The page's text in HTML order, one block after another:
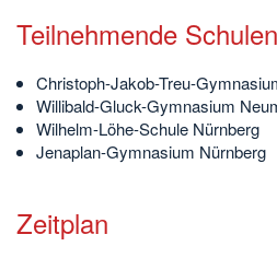
Teilnehmende Schulen
Christoph-Jakob-Treu-
Willibald-Gluck-Gymnasium
Wilhelm-Löhe-Schule Nürnberg
Jenaplan-Gymnasium Nürnberg
Zeitplan